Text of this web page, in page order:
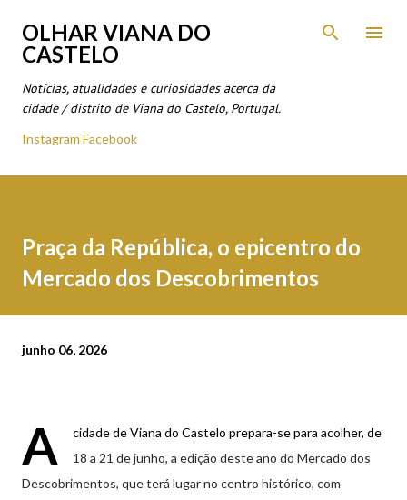
Avançar para o conteúdo principal
OLHAR VIANA DO
CASTELO
Notícias, atualidades e curiosidades acerca da
cidade / distrito de Viana do Castelo, Portugal.
Instagram Facebook
Praça da República, o epicentro do
Mercado dos Descobrimentos
junho 06, 2026
A
cidade de Viana do Castelo prepara-se para acolher, de
18 a 21 de junho, a edição deste ano do Mercado dos
Descobrimentos, que terá lugar no centro histórico, com